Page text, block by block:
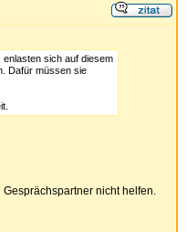
sich auf diesem
Dafür müssen sie
nicht helfen.